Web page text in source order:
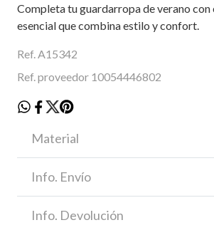
Completa tu guardarropa de verano con
esencial que combina estilo y confort.
Ref. A15342
Ref. proveedor 10054446802
Material
Info. Envío
Info. Devolución